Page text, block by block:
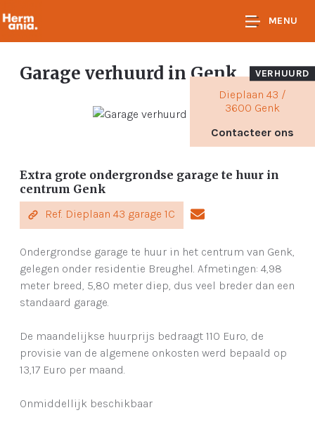
MENU
Garage verhuurd in Genk
Dieplaan 43 /
3600 Genk
Contacteer ons
VERHUURD
Extra grote ondergrondse garage te huur in
centrum Genk
Ref. Dieplaan 43 garage 1C
Ondergrondse garage te huur in het centrum van Genk,
gelegen onder residentie Breughel. Afmetingen: 4,98
meter breed, 5,80 meter diep, dus veel breder dan een
standaard garage.
De maandelijkse huurprijs bedraagt 110 Euro, de
provisie van de algemene onkosten werd bepaald op
13,17 Euro per maand.
Onmiddellijk beschikbaar